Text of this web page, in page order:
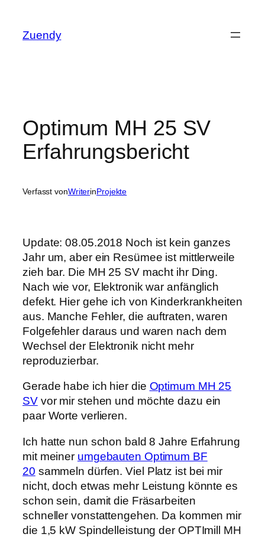
springen
Zuendy
Optimum MH 25 SV
Erfahrungsbericht
Verfasst vonWriterinProjekte
Update: 08.05.2018 Noch ist kein ganzes
Jahr um, aber ein Resümee ist mittlerweile
zieh bar. Die MH 25 SV macht ihr Ding.
Nach wie vor, Elektronik war anfänglich
defekt. Hier gehe ich von Kinderkrankheiten
aus. Manche Fehler, die auftraten, waren
Folgefehler daraus und waren nach dem
Wechsel der Elektronik nicht mehr
reproduzierbar.
Gerade habe ich hier die Optimum MH 25
SVvor mir stehen und möchte dazu ein
paar Worte verlieren.
Ich hatte nun schon bald 8 Jahre Erfahrung
mit meiner umgebauten Optimum BF
20 sammeln dürfen. Viel Platz ist bei mir
nicht, doch etwas mehr Leistung könnte es
schon sein, damit die Fräsarbeiten
schneller vonstattengehen. Da kommen mir
die 1,5 kW Spindelleistung der OPTImill MH